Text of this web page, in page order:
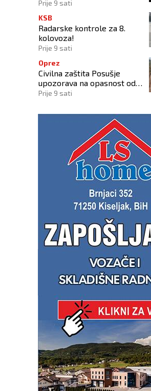
stadiona
Prije 9 sati
KSB
Radarske kontrole za 8.
kolovoza!
Prije 9 sati
Oprez
Civilna zaštita Posušje
upozorava na opasnost od
požara na Blidinju
Prije 9 sati